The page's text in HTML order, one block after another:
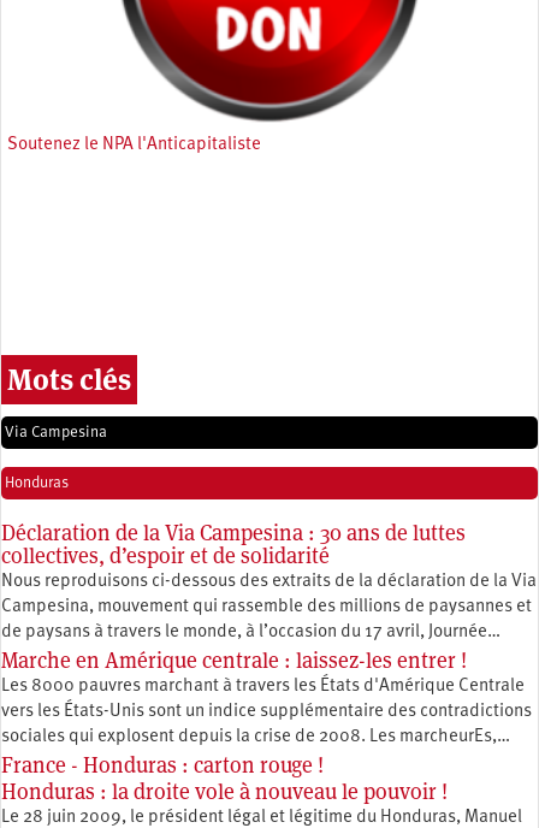
Soutenez le NPA l'Anticapitaliste
Mots clés
Via Campesina
Honduras
Déclaration de la Via Campesina : 30 ans de luttes
collectives, d’espoir et de solidarité
Nous reproduisons ci-dessous des extraits de la déclaration de la Via
Campesina, mouvement qui rassemble des millions de paysannes et
de paysans à travers le monde, à l’occasion du 17 avril, Journée…
Marche en Amérique centrale : laissez-les entrer !
Les 8000 pauvres marchant à travers les États d'Amérique Centrale
vers les États-Unis sont un indice supplémentaire des contradictions
sociales qui explosent depuis la crise de 2008. Les marcheurEs,…
France - Honduras : carton rouge !
Honduras : la droite vole à nouveau le pouvoir !
Le 28 juin 2009, le président légal et légitime du Honduras, Manuel